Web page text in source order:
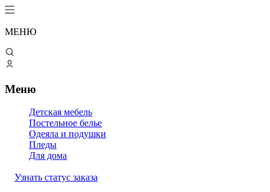
МЕНЮ
Меню
Детская мебель
Постельное белье
Одеяла и подушки
Пледы
Для дома
Узнать статус заказа